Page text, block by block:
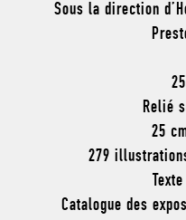
Sous la direction
Relié
25
279
Catalogue des